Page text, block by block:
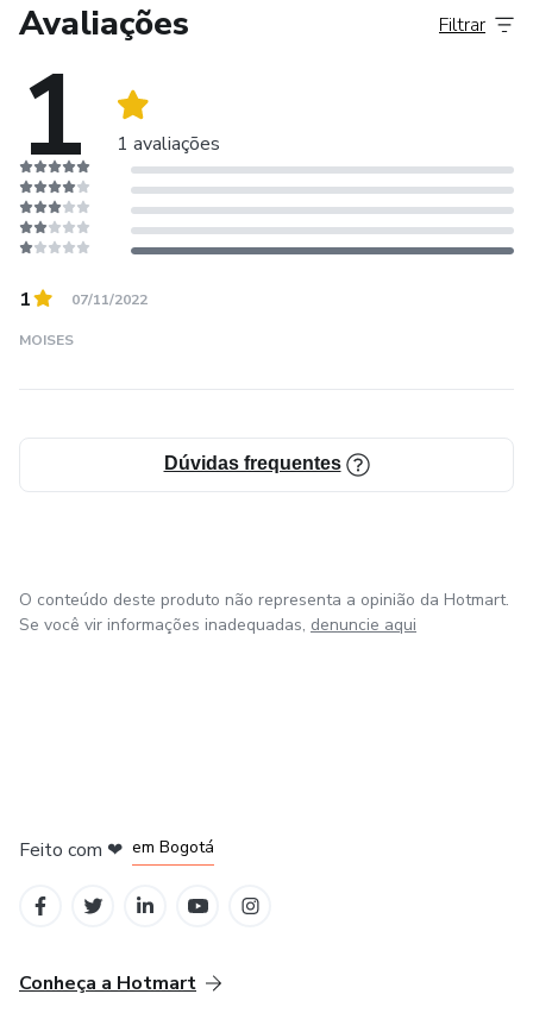
Avaliações
1 1 avaliações
Filtrar
1 07/11/2022
MOISES
Dúvidas frequentes
O conteúdo deste produto não representa a opinião da Hotmart.
Se você vir informações inadequadas, denuncie aqui
Feito com ❤ em Bogotá
Conheça a Hotmart